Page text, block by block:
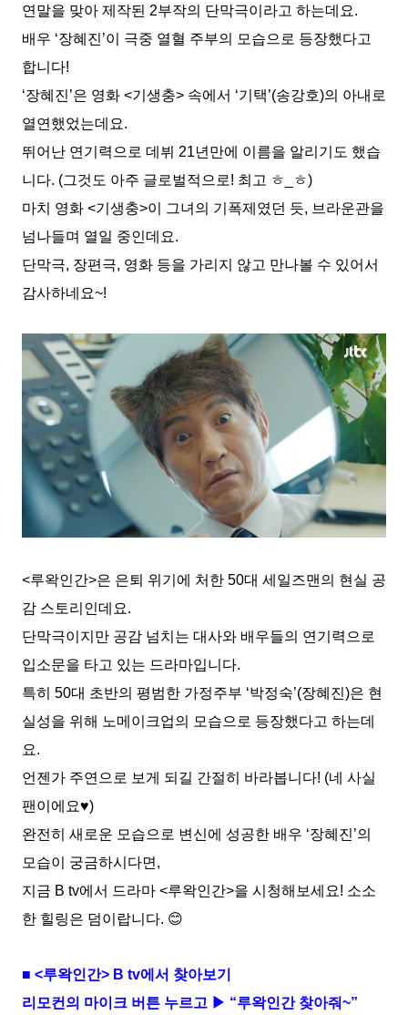
연말을 맞아 제작된 2부작의 단막극이라고 하는데요.
배우 ‘장혜진’이 극중 열혈 주부의 모습으로 등장했다고
합니다!
‘장혜진’은 영화 <기생충> 속에서 ‘기택’(송강호)의 아내로
열연했었는데요.
뛰어난 연기력으로 데뷔 21년만에 이름을 알리기도 했습
니다. (그것도 아주 글로벌적으로! 최고 ㅎ_ㅎ)
마치 영화 <기생충>이 그녀의 기폭제였던 듯, 브라운관을
넘나들며 열일 중인데요.
단막극, 장편극, 영화 등을 가리지 않고 만나볼 수 있어서
감사하네요~!
<루왁인간>은 은퇴 위기에 처한 50대 세일즈맨의 현실 공
감 스토리인데요.
단막극이지만 공감 넘치는 대사와 배우들의 연기력으로
입소문을 타고 있는 드라마입니다.
특히 50대 초반의 평범한 가정주부 ‘박정숙’(장혜진)은 현
실성을 위해 노메이크업의 모습으로 등장했다고 하는데
요.
언젠가 주연으로 보게 되길 간절히 바라봅니다! (네 사실
팬이에요♥)
완전히 새로운 모습으로 변신에 성공한 배우 ‘장혜진’의
모습이 궁금하시다면,
지금 B tv에서 드라마 <루왁인간>을 시청해보세요! 소소
한 힐링은 덤이랍니다. 😊
■ <루왁인간> B tv에서 찾아보기
리모컨의 마이크 버튼 누르고 ▶ “루왁인간 찾아줘~”